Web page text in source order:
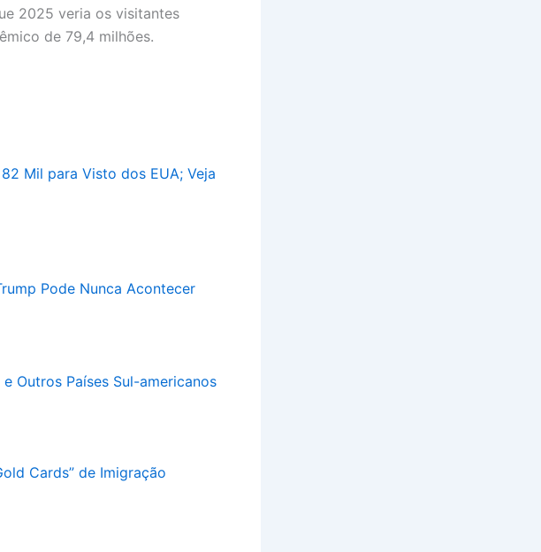
2025 veria os visitantes
de 79,4 milhões.
Mil para Visto dos EUA; Veja
Pode Nunca Acontecer
Outros Países Sul-americanos
Cards” de Imigração